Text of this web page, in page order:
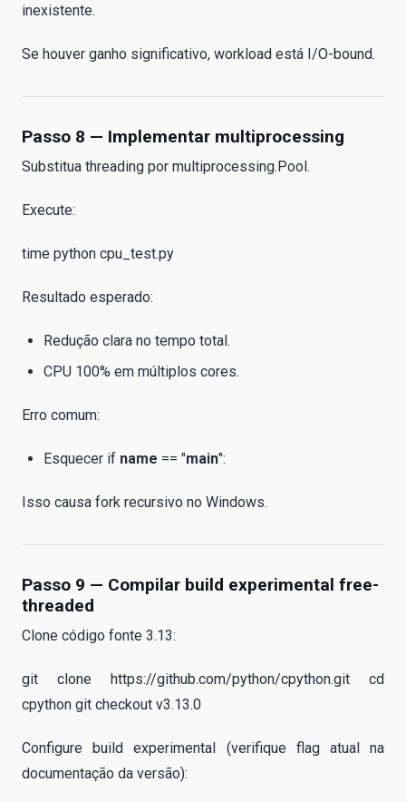
inexistente.
Se houver ganho significativo, workload está I/O-bound.
Passo 8 — Implementar multiprocessing
Substitua threading por multiprocessing.Pool.
Execute:
time python cpu_test.py
Resultado esperado:
Redução clara no tempo total.
CPU 100% em múltiplos cores.
Erro comum:
Esquecer if name == "main":
Isso causa fork recursivo no Windows.
Passo 9 — Compilar build experimental free-
threaded
Clone código fonte 3.13:
git clone https://github.com/python/cpython.git cd
cpython git checkout v3.13.0
Configure build experimental (verifique flag atual na
documentação da versão):